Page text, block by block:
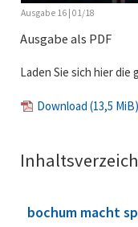
Ausgabe 16 | 01/18
Ausgabe als PDF
Laden Sie sich hier die
Download (13,5 MiB)
bochum macht